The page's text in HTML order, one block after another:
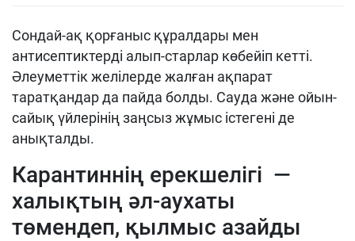
Сондай-ақ қорғаныс құралдары мен
антисептиктерді алып-старлар көбейіп кетті.
Әлеуметтік желілерде жалған ақпарат
таратқандар да пайда болды. Сауда және ойын-
сайық үйлерінің заңсыз жұмыс істегені де
анықталды.
Карантиннің ерекшелігі —
халықтың әл-аухаты
төмендеп, қылмыс азайды